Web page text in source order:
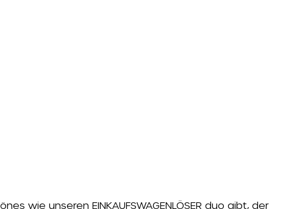
wie unseren EINKAUFSWAGENLÖSER duo gibt, der